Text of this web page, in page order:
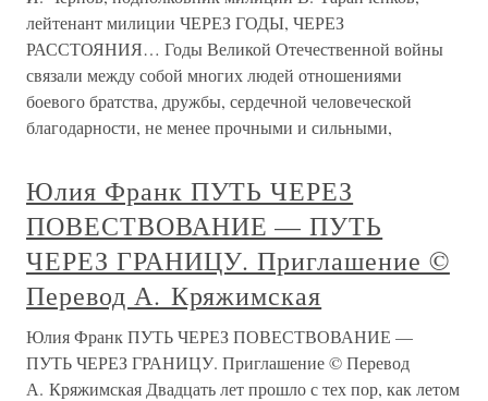
заявил, что дальше дороги не
Глава восьмая ЧЕРЕЗ ГОРЫ И
РЕКИ
Владислава Фелициановича и Нины Николаевны
пролегал в Берлин. В столицу Германии они прибыли 30
июня.Почему именно Берлин? Ответить нетрудно. Это
был самый естественный маршрут для любого человека,
выезжавшего в те годы из
Глава 13 ВХОД ЧЕРЕЗ ВЫХОД: ОН
ЖЕ ВДОХ ЧЕРЕЗ ВЫДОХ